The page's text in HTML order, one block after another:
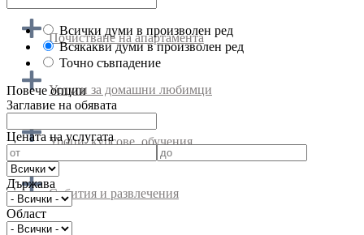
Почистване на апартамента
Услуги за домашни любимци
Уроци, курсове, обучения
Събития и развлечения
Всички думи в произволен ред
Всякакви думи в произволен ред
Точно съвпадение
Повече опции
Заглавие на обявата
Цената на услугата
Държава
Област